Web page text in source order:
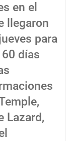
en el
llegaron
para
días
Lazard,